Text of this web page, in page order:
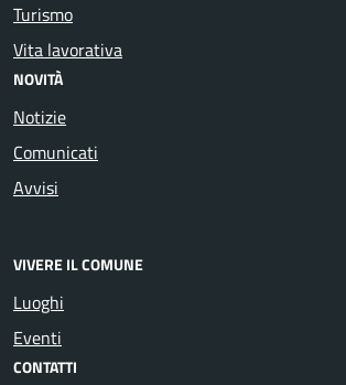
Turismo
Vita lavorativa
NOVITÀ
Notizie
Comunicati
Avvisi
VIVERE IL COMUNE
Luoghi
Eventi
CONTATTI